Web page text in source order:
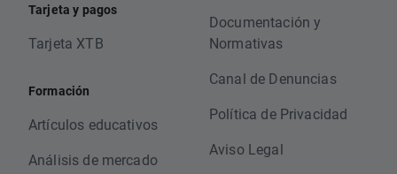
Tarjeta y pagos
Tarjeta XTB
Formación
Artículos educativos
Análisis de mercado
Documentación y
Normativas
Canal de Denuncias
Política de Privacidad
Aviso Legal